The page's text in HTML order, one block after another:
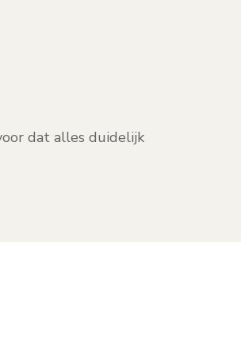
dat alles duidelijk